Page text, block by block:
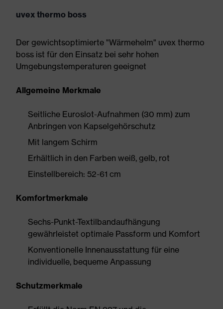
uvex thermo boss
Der gewichtsoptimierte "Wärmehelm" uvex thermo
boss ist für den Einsatz bei sehr hohen
Umgebungstemperaturen geeignet
Allgemeine Merkmale
Seitliche Euroslot-Aufnahmen (30 mm) zum
Anbringen von Kapselgehörschutz
Mit langem Schirm
Erhältlich in den Farben weiß, gelb, rot
Einstellbereich: 52-61 cm
Komfortmerkmale
Sechs-Punkt-Textilbandaufhängung
gewährleistet optimale Passform und Komfort
Konventionelle Innenausstattung für eine
individuelle, bequeme Anpassung
Schutzmerkmale